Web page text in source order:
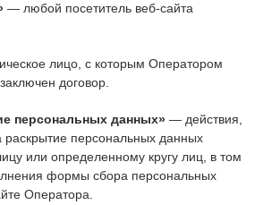
— любой посетитель веб-сайта
лицо, с которым Оператором
договор.
персональных данных» — действия,
персональных данных
или определенному кругу лиц, в том
формы сбора персональных
Оператора.